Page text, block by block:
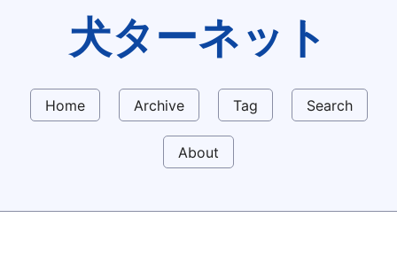
犬ターネット
Home Archive Tag Search
About